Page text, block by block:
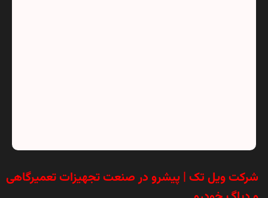
شرکت ویل تک | پیشرو در صنعت تجهیزات تعمیرگاهی